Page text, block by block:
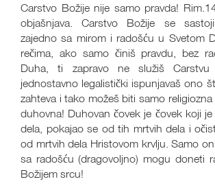
Carstvo Božije nije samo pravda!
objašnjava. Carstvo Božije se
zajedno sa mirom i radošću u Svetom
rečima, ako samo činiš pravdu, bez
Duha, ti zapravo ne služiš Carstvu
jednostavno legalistički ispunjavaš ono
zahteva i tako možeš biti samo
duhovna! Duhovan čovek je čovek koji
dela, pokajao se od tih mrtvih dela i
od mrtvih dela Hristovom krvlju. Samo
sa radošću (dragovoljno) mogu doneti
Božijem srcu!